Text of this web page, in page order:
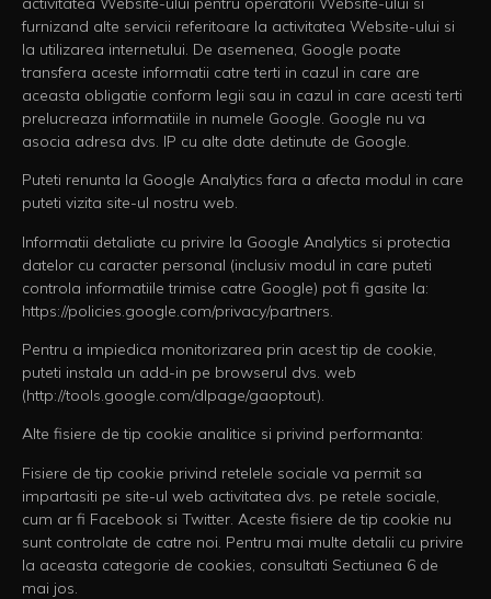
furnizand alte servicii referitoare la activitatea Website-ului si
la utilizarea internetului. De asemenea, Google poate
transfera aceste informatii catre terti in cazul in care are
aceasta obligatie conform legii sau in cazul in care acesti terti
prelucreaza informatiile in numele Google. Google nu va
asocia adresa dvs. IP cu alte date detinute de Google.
Puteti renunta la Google Analytics fara a afecta modul in care
puteti vizita site-ul nostru web.
Informatii detaliate cu privire la Google Analytics si protectia
datelor cu caracter personal (inclusiv modul in care puteti
controla informatiile trimise catre Google) pot fi gasite la:
https://policies.google.com/privacy/partners.
Pentru a impiedica monitorizarea prin acest tip de cookie,
puteti instala un add-in pe browserul dvs. web
(http://tools.google.com/dlpage/gaoptout).
Alte fisiere de tip cookie analitice si privind performanta:
Fisiere de tip cookie privind retelele sociale va permit sa
impartasiti pe site-ul web activitatea dvs. pe retele sociale,
cum ar fi Facebook si Twitter. Aceste fisiere de tip cookie nu
sunt controlate de catre noi. Pentru mai multe detalii cu privire
la aceasta categorie de cookies, consultati Sectiunea 6 de
mai jos.